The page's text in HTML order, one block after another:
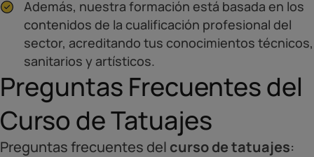
Además, nuestra formación está basada en los
contenidos de la cualificación profesional del
sector, acreditando tus conocimientos técnicos,
sanitarios y artísticos.
Preguntas Frecuentes del
Curso de Tatuajes
Preguntas frecuentes del curso de tatuajes: